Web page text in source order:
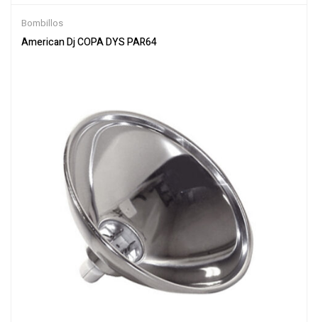
Bombillos
American Dj COPA DYS PAR64